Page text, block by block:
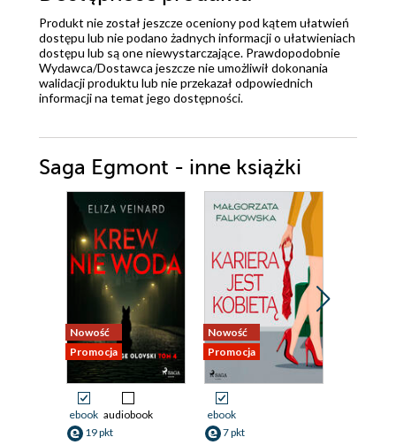
Produkt nie został jeszcze oceniony pod kątem ułatwień
dostępu lub nie podano żadnych informacji o ułatwieniach
dostępu lub są one niewystarczające. Prawdopodobnie
Wydawca/Dostawca jeszcze nie umożliwił dokonania
walidacji produktu lub nie przekazał odpowiednich
informacji na temat jego dostępności.
Saga Egmont - inne książki
Nowość
Promocja
ebook audiobook
19 pkt
Nowość
Promocja
ebook
7 pkt